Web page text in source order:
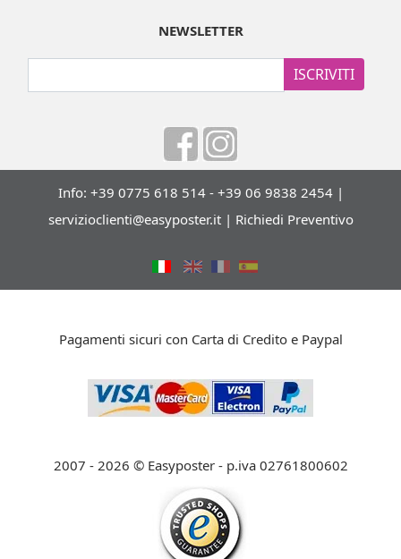
NEWSLETTER
ISCRIVITI
Info: +39 0775 618 514 - +39 06 9838 2454 |
servizioclienti@easyposter.it| Richiedi Preventivo
Pagamenti sicuri con Carta di Credito e Paypal
2007 - 2026 © Easyposter - p.iva 02761800602